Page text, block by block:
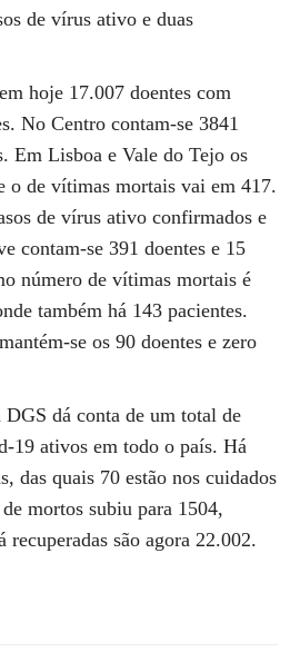
de vírus ativo e duas
hoje 17.007 doentes com
No Centro contam-se 3841
Em Lisboa e Vale do Tejo os
o de vítimas mortais vai em 417.
de vírus ativo confirmados e
contam-se 391 doentes e 15
número de vítimas mortais é
também há 143 pacientes.
se os 90 doentes e zero
dá conta de um total de
19 ativos em todo o país. Há
das quais 70 estão nos cuidados
mortos subiu para 1504,
recuperadas são agora 22.002.